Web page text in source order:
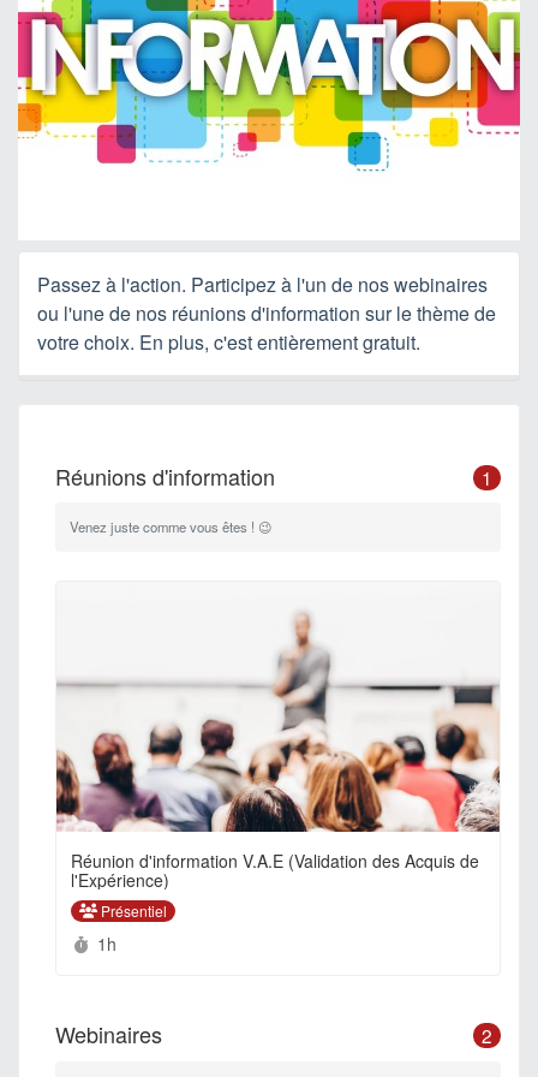
Passez à l'action. Participez à l'un de nos webinaires
ou l'une de nos réunions d'information sur le thème de
votre choix. En plus, c'est entièrement gratuit.
Réunions d'information 1
Venez juste comme vous êtes ! 😉
Réunion d'information V.A.E (Validation des Acquis de
l'Expérience)
Présentiel
Durée :
1h
Webinaires 2